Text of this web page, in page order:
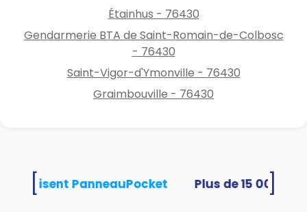
Étainhus - 76430
Gendarmerie BTA de Saint-Romain-de-Colbosc
- 76430
Saint-Vigor-d'Ymonville - 76430
Graimbouville - 76430
utilisent PanneauPocket